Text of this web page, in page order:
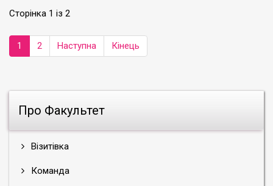
Про Факультет
Візитівка
Команда
Сторінка 1 із 2
1 2 Наступна Кінець